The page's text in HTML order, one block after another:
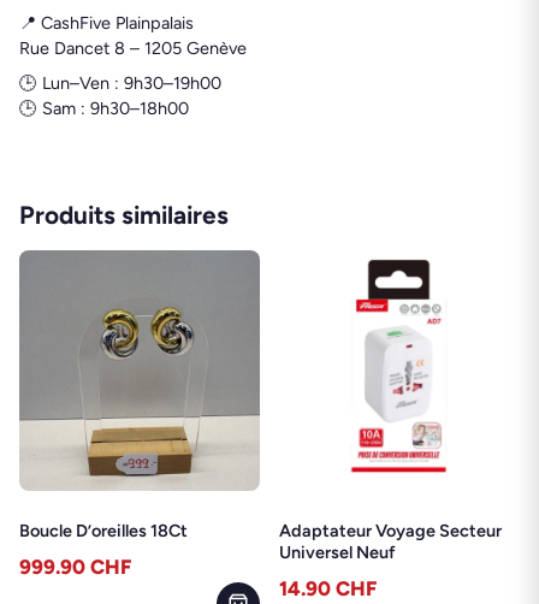
📍 CashFive Plainpalais
Rue Dancet 8 – 1205 Genève
🕒 Lun–Ven : 9h30–19h00
🕒 Sam : 9h30–18h00
Produits similaires
Boucle D’oreilles 18Ct
999.90 CHF
Adaptateur Voyage Secteur
Universel Neuf
14.90 CHF